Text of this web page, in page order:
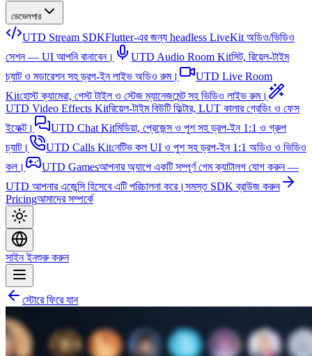
ডেভেলপার
UTD Stream SDKFlutter-এর জন্য headless LiveKit অডিও/ভিডিও
সেশন — UI আপনি বানাবেন।
UTD Audio Room Kitসিট, রিয়েল-টাইম
চ্যাট ও মডারেশন সহ ড্রপ-ইন লাইভ অডিও রুম।
UTD Live Room
Kitহোস্ট ক্যামেরা, গেস্ট টাইল ও স্টেজ ম্যানেজমেন্ট সহ ভিডিও লাইভ রুম।
UTD Video Effects Kitরিয়েল-টাইম বিউটি ফিল্টার, LUT কালার গ্রেডিং ও ফেস
ইফেক্ট।
UTD Chat Kitমিডিয়া, প্রেজেন্স ও পুশ সহ ড্রপ-ইন 1:1 ও গ্রুপ
চ্যাট।
UTD Calls Kitনেটিভ কল UI ও পুশ সহ ড্রপ-ইন 1:1 অডিও ও ভিডিও
কল।
UTD Gamesআপনার অ্যাপে একটি সম্পূর্ণ গেম ক্যাটালগ যোগ করুন —
UTD আপনার এজেন্সি হিসেবে এটি পরিচালনা করে। সমস্ত SDK ব্রাউজ করুন
Pricingআমাদের সম্পর্কে
সাইন ইনশুরু করুন
স্টোরে ফিরে যান